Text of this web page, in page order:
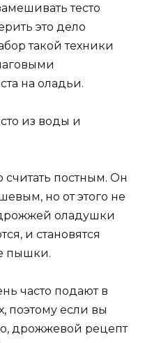
тесто
это дело
такой техники
на оладьи.
из воды и
считать постным. Он
но от этого не
оладушки
и становятся
пышки.
часто подают в
поэтому если вы
дрожжевой рецепт